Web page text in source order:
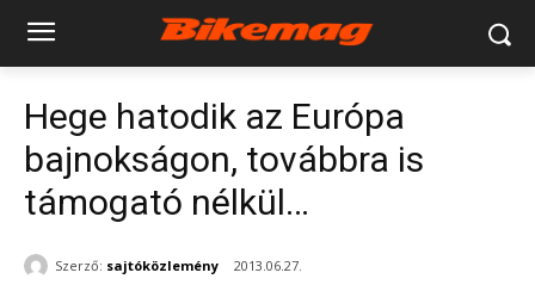
Hege hatodik az Európa
bajnokságon, továbbra is
támogató nélkül…
Szerző: sajtóközlemény 2013.06.27.